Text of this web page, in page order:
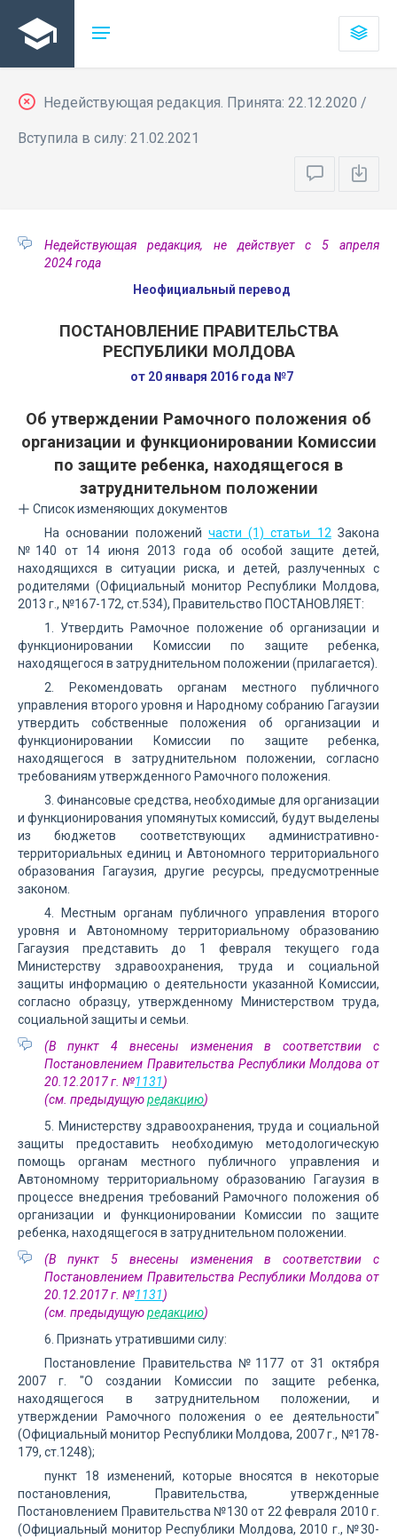
Недействующая редакция. Принята: 22.12.2020 /
Вступила в силу: 21.02.2021
Недействующая редакция, не действует с 5 апреля
2024 года
Неофициальный перевод
ПОСТАНОВЛЕНИЕ ПРАВИТЕЛЬСТВА
РЕСПУБЛИКИ МОЛДОВА
от 20 января 2016 года №7
Об утверждении Рамочного положения об
организации и функционировании Комиссии
по защите ребенка, находящегося в
затруднительном положении
Список изменяющих документов
На основании положений части (1) статьи 12 Закона
№140 от 14 июня 2013 года об особой защите детей,
находящихся в ситуации риска, и детей, разлученных с
родителями (Официальный монитор Республики Молдова,
2013 г., №167-172, ст.534), Правительство ПОСТАНОВЛЯЕТ:
1. Утвердить Рамочное положение об организации и
функционировании Комиссии по защите ребенка,
находящегося в затруднительном положении (прилагается).
2. Рекомендовать органам местного публичного
управления второго уровня и Народному собранию Гагаузии
утвердить собственные положения об организации и
функционировании Комиссии по защите ребенка,
находящегося в затруднительном положении, согласно
требованиям утвержденного Рамочного положения.
3. Финансовые средства, необходимые для организации
и функционирования упомянутых комиссий, будут выделены
из бюджетов соответствующих административно-
территориальных единиц и Автономного территориального
образования Гагаузия, другие ресурсы, предусмотренные
законом.
4. Местным органам публичного управления второго
уровня и Автономному территориальному образованию
Гагаузия представить до 1 февраля текущего года
Министерству здравоохранения, труда и социальной
защиты информацию о деятельности указанной Комиссии,
согласно образцу, утвержденному Министерством труда,
социальной защиты и семьи.
(В пункт 4 внесены изменения в соответствии с
Постановлением Правительства Республики Молдова от
20.12.2017 г. №1131)
(см. предыдущуюредакцию)
5. Министерству здравоохранения, труда и социальной
защиты предоставить необходимую методологическую
помощь органам местного публичного управления и
Автономному территориальному образованию Гагаузия в
процессе внедрения требований Рамочного положения об
организации и функционировании Комиссии по защите
ребенка, находящегося в затруднительном положении.
(В пункт 5 внесены изменения в соответствии с
Постановлением Правительства Республики Молдова от
20.12.2017 г. №1131)
(см. предыдущуюредакцию)
6. Признать утратившими силу:
Постановление Правительства №1177 от 31 октября
2007 г. "О создании Комиссии по защите ребенка,
находящегося в затруднительном положении, и
утверждении Рамочного положения о ее деятельности"
(Официальный монитор Республики Молдова, 2007 г., №178-
179, ст.1248);
пункт 18 изменений, которые вносятся в некоторые
постановления, Правительства, утвержденные
Постановлением Правительства №130 от 22 февраля 2010 г.
(Официальный монитор Республики Молдова, 2010 г., №30-